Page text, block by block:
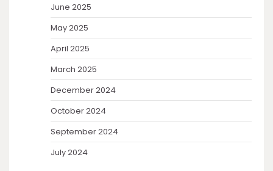
June 2025
May 2025
April 2025
March 2025
December 2024
October 2024
September 2024
July 2024